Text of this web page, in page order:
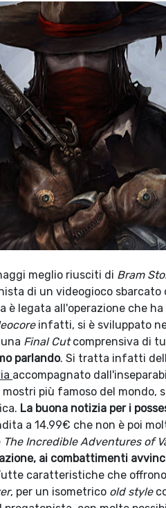
meglio riusciti di Bram
di un videogioco sbarcato
è legata all'operazione che
infatti, si è sviluppato
Final Cutcomprensiva di
parlando. Si tratta infatti
accompagnato
più famoso del mondo,
La buona notizia per i
a 14.99€ che non è poi
The Incredible Adventures of
ai combattimenti
caratteristiche che
, per un isometrico old style